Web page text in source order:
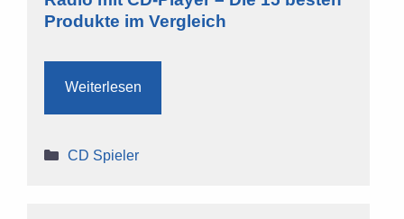
Produkte im Vergleich
Weiterlesen
Kategorien
CD Spieler